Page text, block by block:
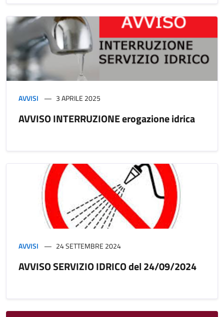
AVVISI 3 APRILE 2025
AVVISO INTERRUZIONE erogazione idrica
AVVISI 24 SETTEMBRE 2024
AVVISO SERVIZIO IDRICO del 24/09/2024